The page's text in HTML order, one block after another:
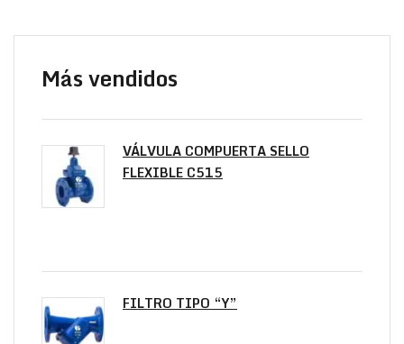
Más vendidos
VÁLVULA COMPUERTA SELLO
FLEXIBLE C515
FILTRO TIPO “Y”